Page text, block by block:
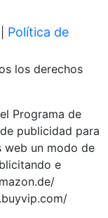
Política de
los derechos
Programa de
publicidad para
web un modo de
e